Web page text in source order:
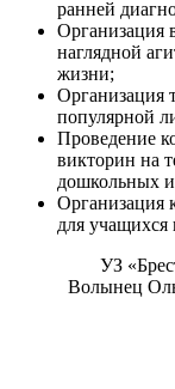
ранней
Организация
наглядной
жизни;
Организация
популярной
Проведение
викторин на
дошкольных
Организация
для учащихся
УЗ
Волынец